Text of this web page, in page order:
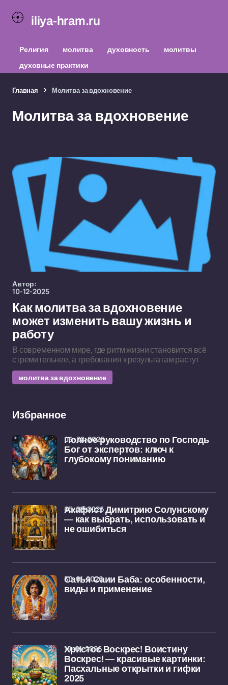
iliya-hram.ru
Религия молитва духовность
молитвы
духовные практики
Главная Молитва за вдохновение
Молитва за вдохновение
Автор:
10-12-2025
Как молитва за вдохновение
может изменить вашу жизнь и
работу
В современном мире, где ритм жизни становится всё
стремительнее, а требования к результатам растут
молитва за вдохновение
Избранное
Полное руководство по Господь
Бог от экспертов: ключ к
глубокому пониманию
06-02-2026
Акафист Димитрию Солунскому
— как выбрать, использовать и
не ошибиться
05-02-2026
Сатья Саии Баба: особенности,
виды и применение
30-01-2026
Христос Воскрес! Воистину
Воскрес! — красивые картинки:
Пасхальные открытки и гифки
2025
19-01-2026